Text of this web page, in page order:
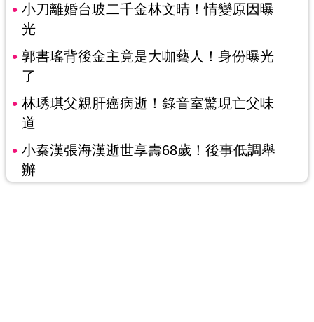
小刀離婚台玻二千金林文晴！情變原因曝
光
郭書瑤背後金主竟是大咖藝人！身份曝光
了
林琇琪父親肝癌病逝！錄音室驚現亡父味
道
小秦漢張海漢逝世享壽68歲！後事低調舉
辦